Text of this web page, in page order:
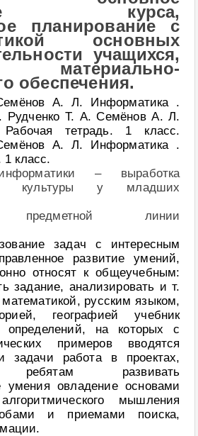
курса,
планирование с
основных
учащихся,
материально-
обеспечения.
А. Л. Информатика .
Рудченко Т. А. Семёнов А. Л.
тетрадь. 1 класс.
А. Л. Информатика .
1 класс.
– выработка
культуры у младших
предметной линии
задач с интересным
развитие умений,
относят к общеучебным:
задание, анализировать и т.
русским языком,
географией учебник
определений, на которых с
примеров вводятся
задачи работа в проектах,
ребятам развивать
умения овладение основами
мышления
и приемами поиска,